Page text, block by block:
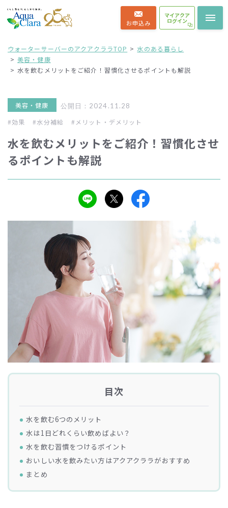
お申込み
マイアクア
ログイン
ウォーターサーバーのアクアクララTOP
水のある暮らし
美容・健康
水を飲むメリットをご紹介！習慣化させるポイントも解説
美容・健康 公開日：2024.11.28
#効果 #水分補給 #メリット・デメリット
水を飲むメリットをご紹介！習慣化させ
るポイントも解説
目次
水を飲む6つのメリット
水は1日どれくらい飲めばよい？
水を飲む習慣をつけるポイント
おいしい水を飲みたい方はアクアクララがおすすめ
まとめ